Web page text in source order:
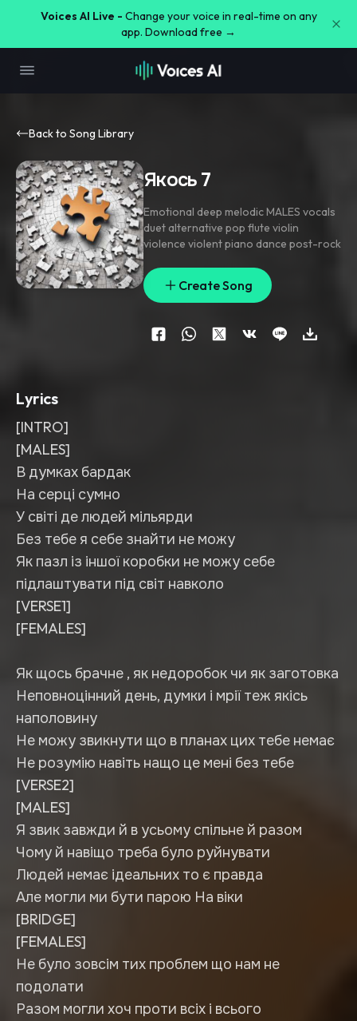
Voices AI Live - Change your voice in real-time on any
app. Download free →
Back to Song Library
Якось 7
Emotional deep melodic MALES vocals
duet alternative pop flute violin
violence violent piano dance post-rock
Create Song
Lyrics
[INTRO]
[MALES]
В думках бардак
На серці сумно
У світі де людей мільярди
Без тебе я себе знайти не можу
Як пазл із іншої коробки не можу себе
підлаштувати під світ навколо
[VERSE1]
[FEMALES]
Як щось брачне , як недоробок чи як заготовка
Неповноцінний день, думки і мрії теж якісь
наполовину
Не можу звикнути що в планах цих тебе немає
Не розумію навіть нащо це мені без тебе
[VERSE2]
[MALES]
Я звик завжди й в усьому спільне й разом
Чому й навіщо треба було руйнувати
Людей немає ідеальних то є правда
Але могли ми бути парою На віки
[BRIDGE]
[FEMALES]
Не було зовсім тих проблем що нам не
подолати
Разом могли хоч проти всіх і всього